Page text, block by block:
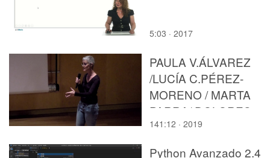
5:03 · 2017
PAULA V.ÁLVAREZ
/LUCÍA C.PÉREZ-
MORENO / MARTA
PARRA/ DOLORES
VICTORIA RUIZ/
141:12 · 2019
Python Avanzado 2.4